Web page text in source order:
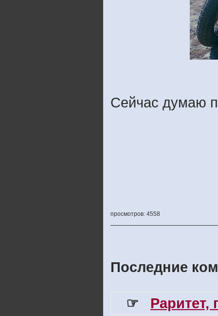
Сейчас думаю
просмотров: 4558
Последние
☞
Раритет,